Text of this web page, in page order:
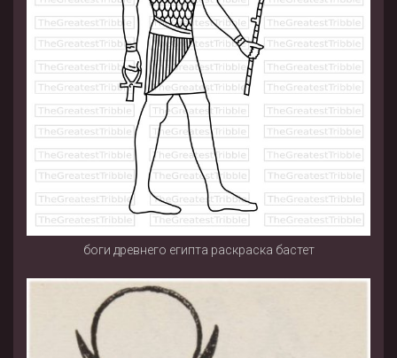
боги древнего египта раскраска бастет